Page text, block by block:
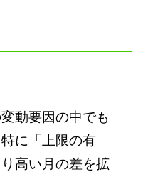
動要因の中でも
に「上限の有
高い月の差を拡